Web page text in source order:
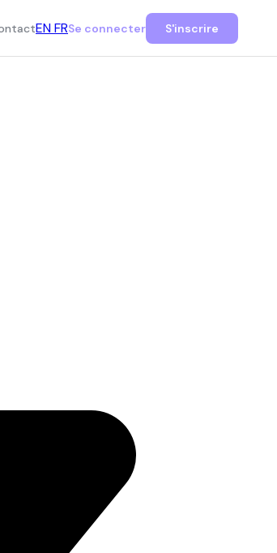
ENFRSe connecter S'inscrire